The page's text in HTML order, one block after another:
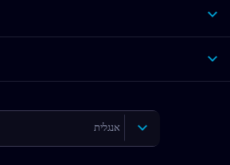
אנגלית